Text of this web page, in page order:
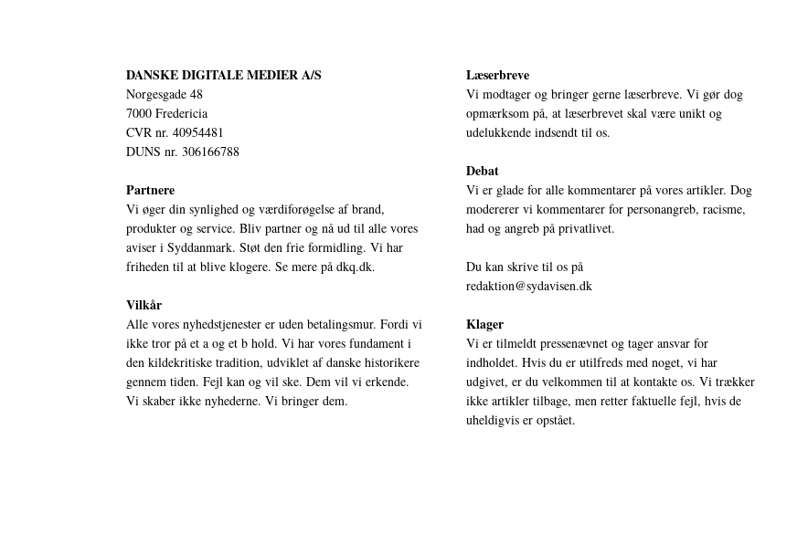
DANSKE DIGITALE MEDIER A/S
Norgesgade 48
7000 Fredericia
CVR nr. 40954481
DUNS nr. 306166788
Partnere
Vi øger din synlighed og værdiforøgelse af brand,
produkter og service. Bliv partner og nå ud til alle vores
aviser i Syddanmark. Støt den frie formidling. Vi har
friheden til at blive klogere. Se mere på dkq.dk.
Vilkår
Alle vores nyhedstjenester er uden betalingsmur. Fordi vi
ikke tror på et a og et b hold. Vi har vores fundament i
den kildekritiske tradition, udviklet af danske historikere
gennem tiden. Fejl kan og vil ske. Dem vil vi erkende.
Vi skaber ikke nyhederne. Vi bringer dem.
Læserbreve
Vi modtager og bringer gerne læserbreve. Vi gør dog
opmærksom på, at læserbrevet skal være unikt og
udelukkende indsendt til os.
Debat
Vi er glade for alle kommentarer på vores artikler. Dog
modererer vi kommentarer for personangreb, racisme,
had og angreb på privatlivet.
Du kan skrive til os på
redaktion@sydavisen.dk
Klager
Vi er tilmeldt pressenævnet og tager ansvar for
indholdet. Hvis du er utilfreds med noget, vi har
udgivet, er du velkommen til at kontakte os. Vi trækker
ikke artikler tilbage, men retter faktuelle fejl, hvis de
uheldigvis er opstået.